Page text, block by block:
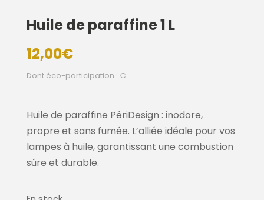
Huile de paraffine 1 L
12,00€
Dont éco-participation : €
Huile de paraffine PériDesign : inodore,
propre et sans fumée. L’alliée idéale pour vos
lampes à huile, garantissant une combustion
sûre et durable.